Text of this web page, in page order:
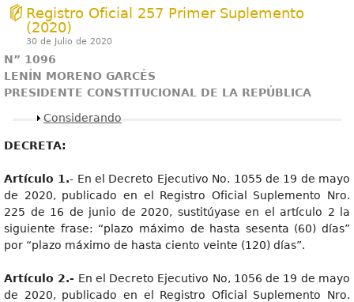
Registro Oficial 257 Primer Suplemento
(2020)
30 de Julio de 2020
N” 1096
LENÍN MORENO GARCÉS
PRESIDENTE CONSTITUCIONAL DE LA REPÚBLICA
Mostrar
Considerando
DECRETA:
Artículo 1.- En el Decreto Ejecutivo No. 1055 de 19 de mayo
de 2020, publicado en el Registro Oficial Suplemento Nro.
225 de 16 de junio de 2020, sustitúyase en el artículo 2 la
siguiente frase: “plazo máximo de hasta sesenta (60) días”
por “plazo máximo de hasta ciento veinte (120) días”.
Artículo 2.- En el Decreto Ejecutivo No, 1056 de 19 de mayo
de 2020, publicado en el Registro Oficial Suplemento Nro.